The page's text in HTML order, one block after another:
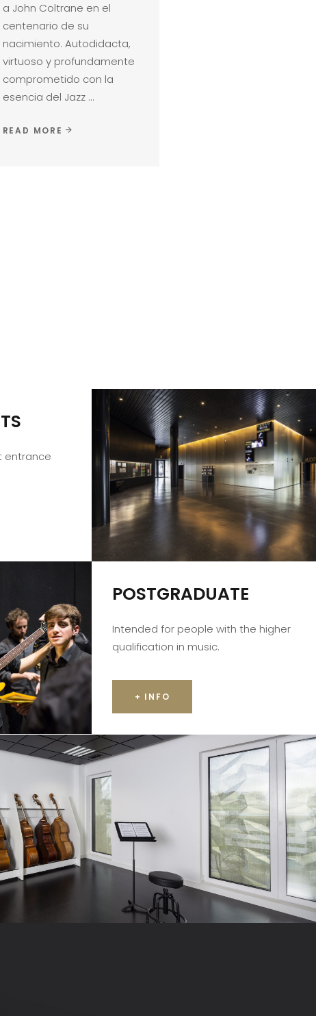
a John Coltrane en el
centenario de su
nacimiento. Autodidacta,
virtuoso y profundamente
comprometido con la
esencia del Jazz
READ MORE
entrance
POSTGRADUATE
Intended for people with the higher
qualification in music.
+ INFO